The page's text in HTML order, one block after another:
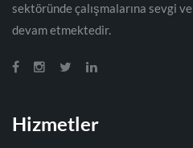
sektöründe çalışmalarına sevgi
devam etmektedir.
Hizmetler